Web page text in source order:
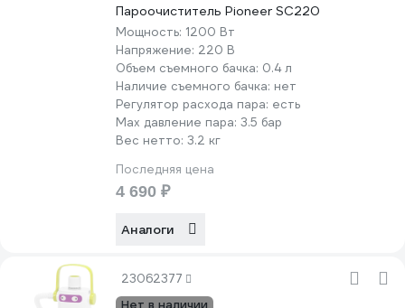
Пароочиститель Pioneer SC220
Мощность: 1200 Вт
Напряжение: 220 В
Объем съемного бачка: 0.4 л
Наличие съемного бачка: нет
Регулятор расхода пара: есть
Max давление пара: 3.5 бар
Вес нетто: 3.2 кг
Последняя цена
4 690 ₽
Аналоги
23062377
Нет в наличии